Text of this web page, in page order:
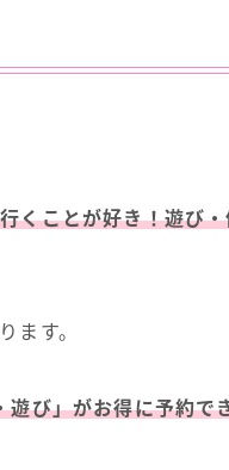
くことが好き！遊び・
ます。
遊び」がお得に予約で